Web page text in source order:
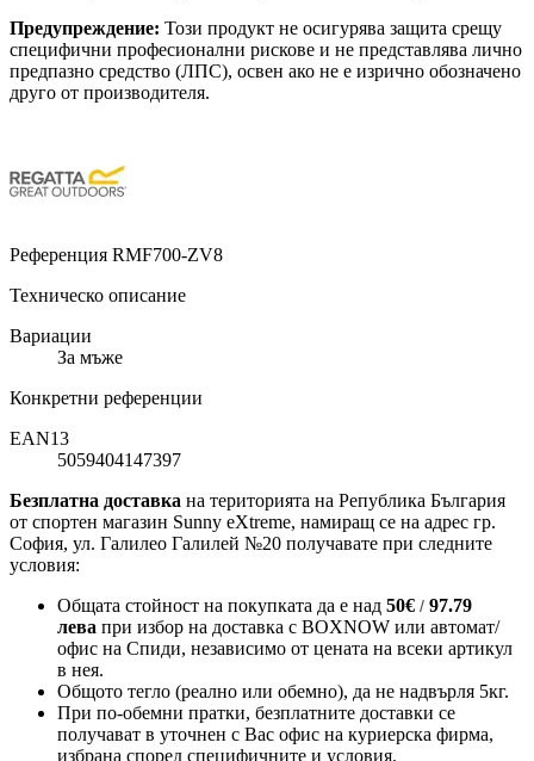
Предупреждение: Този продукт не осигурява защита срещу
специфични професионални рискове и не представлява лично
предпазно средство (ЛПС), освен ако не е изрично обозначено
друго от производителя.
Референция RMF700-ZV8
Техническо описание
Вариации
За мъже
Конкретни референции
EAN13
5059404147397
Безплатна доставка на територията на Република България
от спортен магазин Sunny eXtreme, намиращ се на адрес гр.
София, ул. Галилео Галилей №20 получавате при следните
условия:
Общата стойност на покупката да е над 50€ / 97.79
лева при избор на доставка с BOXNOW или автомат/
офис на Спиди, независимо от цената на всеки артикул
в нея.
Общото тегло (реално или обемно), да не надвърля 5кг.
При по-обемни пратки, безплатните доставки се
получават в уточнен с Вас офис на куриерска фирма,
избрана според специфичните и условия.